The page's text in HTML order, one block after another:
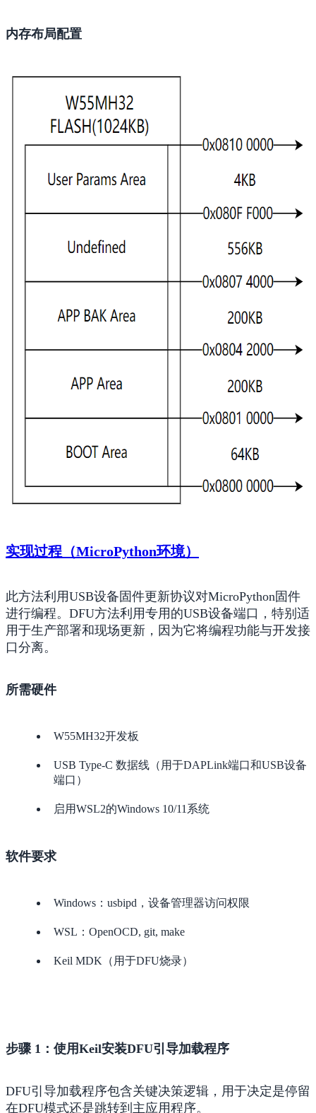
内存布局配置
实现过程（MicroPython环境）
此方法利用USB设备固件更新协议对MicroPython固件
进行编程。DFU方法利用专用的USB设备端口，特别适
用于生产部署和现场更新，因为它将编程功能与开发接
口分离。
所需硬件
W55MH32开发板
USB Type-C 数据线（用于DAPLink端口和USB设备
端口）
启用WSL2的Windows 10/11系统
软件要求
Windows：usbipd，设备管理器访问权限
WSL：OpenOCD, git, make
Keil MDK（用于DFU烧录）
步骤 1：使用Keil安装DFU引导加载程序
DFU引导加载程序包含关键决策逻辑，用于决定是停留
在DFU模式还是跳转到主应用程序。